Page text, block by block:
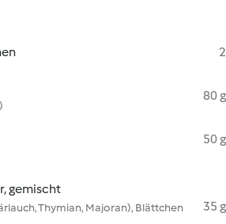
2
80 g
50 g
gemischt
Thymian, Majoran), Blättchen
35 g